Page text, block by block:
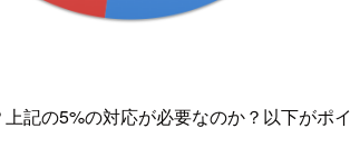
記の5%の対応が必要なのか？以下がポイ